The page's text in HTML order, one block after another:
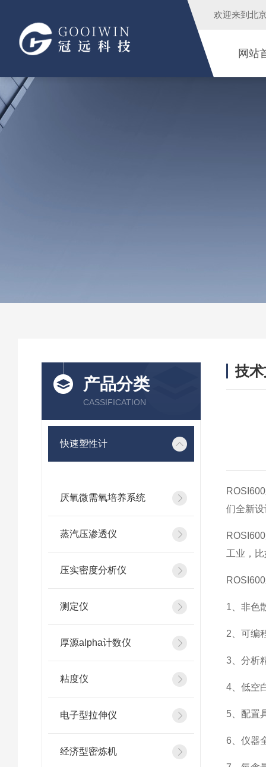
欢迎来到 北
网站
产品分类
CASSIFICATION
快速塑性计
厌氧微需氧培养系统
蒸汽压渗透仪
压实密度分析仪
测定仪
厚源alpha计数仪
粘度仪
电子型拉伸仪
经济型密炼机
技
们全新
工业，
1、非色
2、可编
3、分析
4、低空
5、配置
6、仪器